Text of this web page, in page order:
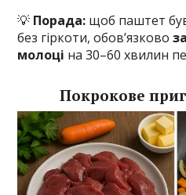
💡 Порада: щоб паштет
без гіркоти, обов’язково
молоці на 30–60 хвилин
Покрокове